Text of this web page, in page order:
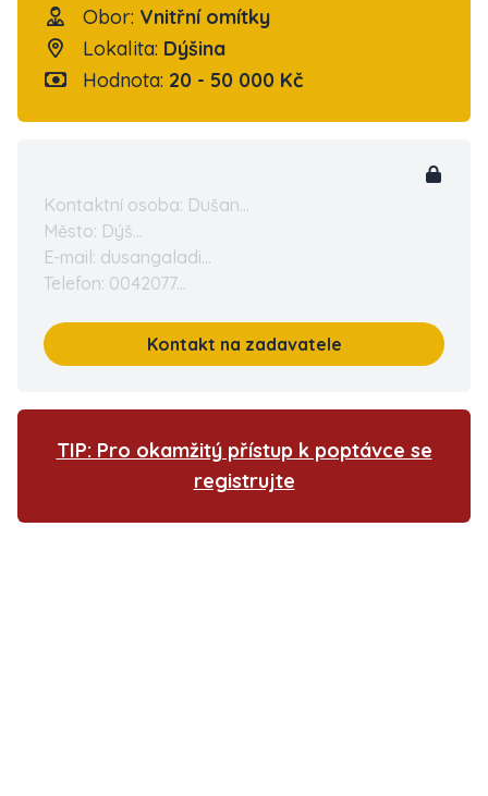
Obor: Vnitřní omítky
Lokalita: Dýšina
Hodnota: 20 - 50 000 Kč
Kontaktní osoba: Dušan...
Město: Dýš...
E-mail: dusangaladi...
Telefon: 0042077...
Kontakt na zadavatele
TIP: Pro okamžitý přístup k poptávce se
registrujte